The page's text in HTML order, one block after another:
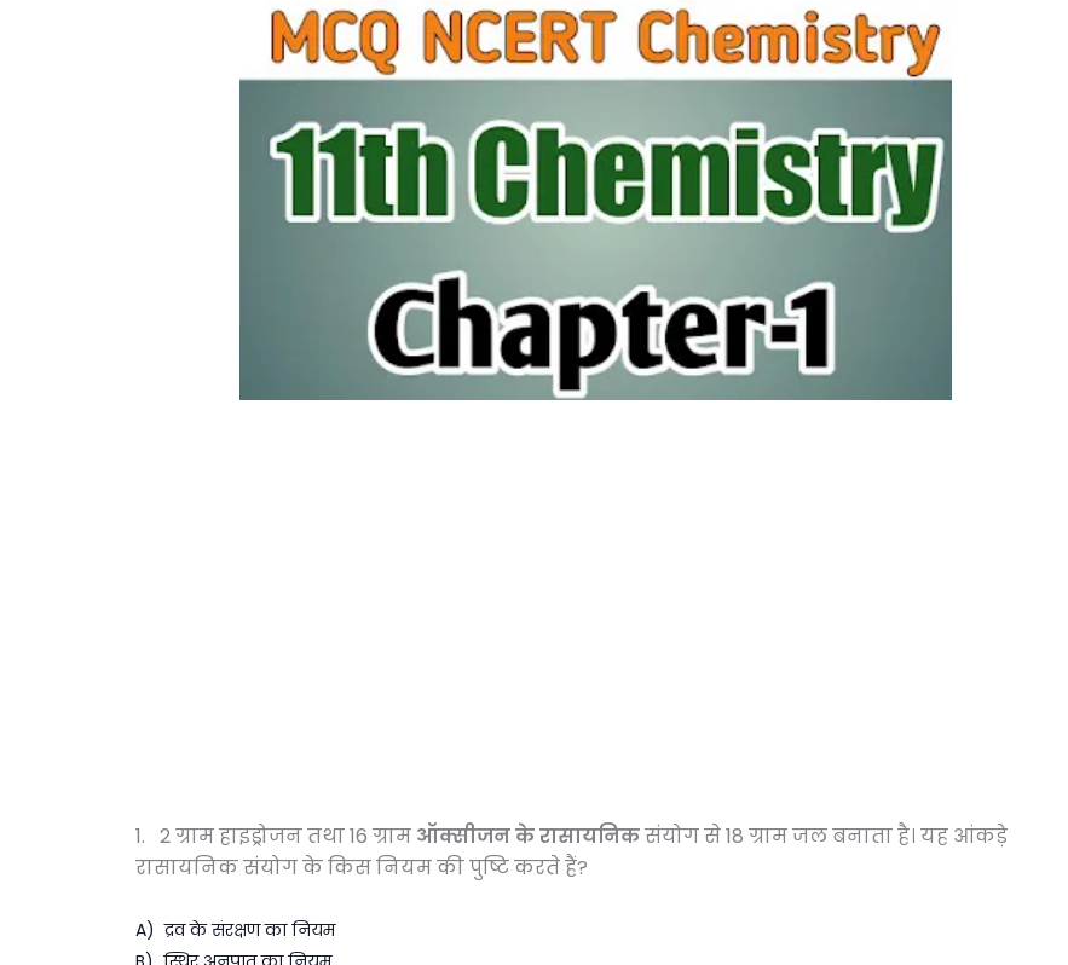
1. 2 ग्राम हाइड्रोजन तथा 16 ग्राम ऑक्सीजन के रासायनिकसंयोग से 18 ग्राम जल बनाता है। यह आंकड़े
रासायनिक संयोग के किस नियम की पुष्टि करते हैं?
A) द्रव के संरक्षण का नियम